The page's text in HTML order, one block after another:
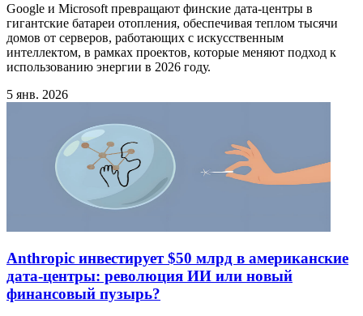
Google и Microsoft превращают финские дата-центры в
гигантские батареи отопления, обеспечивая теплом тысячи
домов от серверов, работающих с искусственным
интеллектом, в рамках проектов, которые меняют подход к
использованию энергии в 2026 году.
5 янв. 2026
Anthropic инвестирует $50 млрд в американские
дата-центры: революция ИИ или новый
финансовый пузырь?